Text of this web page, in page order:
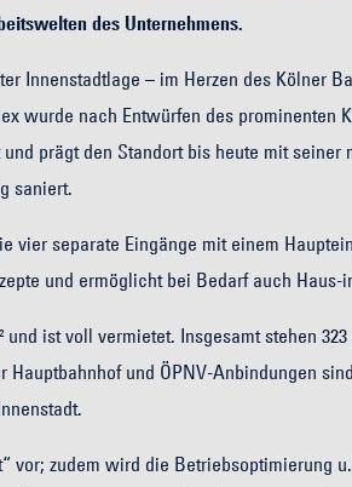
des Unternehmens.
Innenstadtlage – im Herzen des Kölner
wurde nach Entwürfen des prominenten
prägt den Standort bis heute mit seiner
saniert.
vier separate Eingänge mit einem
und ermöglicht bei Bedarf auch Haus-
ist voll vermietet. Insgesamt stehen
und ÖPNV-Anbindungen
vor; zudem wird die Betriebsoptimierung